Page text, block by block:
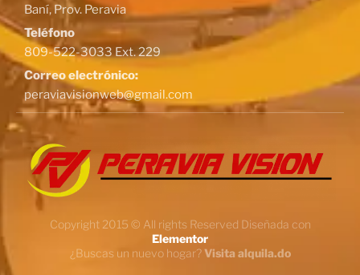
Baní, Prov. Peravia
Teléfono
809-522-3033 Ext. 229
Correo electrónico:
peraviavisionweb@gmail.com
Copyright 2015 © All rights Reserved Diseñada con
Elementor
¿Buscas un nuevo hogar?Visita alquila.do